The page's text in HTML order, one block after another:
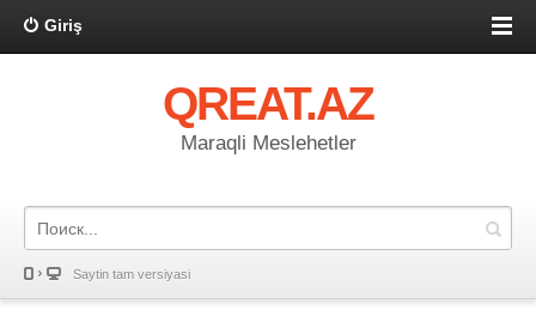
Giriş
QREAT.AZ
Maraqli Meslehetler
Saytin tam versiyasi